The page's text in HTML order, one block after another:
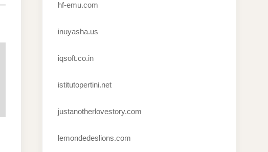
hf-emu.com
inuyasha.us
iqsoft.co.in
istitutopertini.net
justanotherlovestory.com
lemondedeslions.com